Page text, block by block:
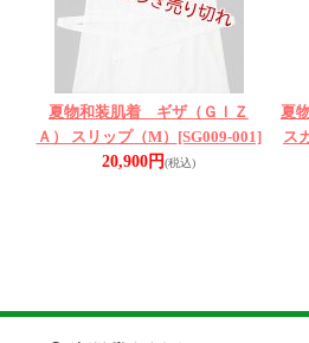
夏物和装肌着 ギザ（ＧＩＺ
Ａ） スリップ（M） [SG009-001]
20,900円(税込)
夏
ス